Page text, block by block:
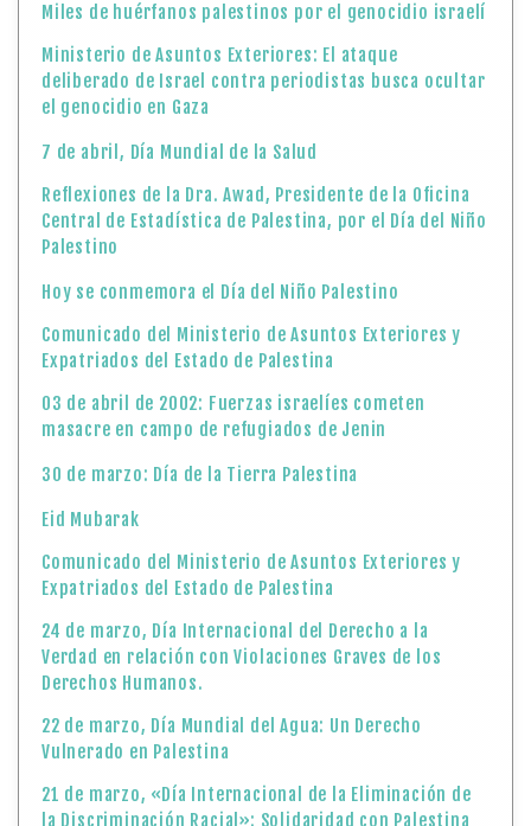
Miles de huérfanos palestinos por el genocidio israelí
Ministerio de Asuntos Exteriores: El ataque
deliberado de Israel contra periodistas busca ocultar
el genocidio en Gaza
7 de abril, Día Mundial de la Salud
Reflexiones de la Dra. Awad, Presidente de la Oficina
Central de Estadística de Palestina, por el Día del Niño
Palestino
Hoy se conmemora el Día del Niño Palestino
Comunicado del Ministerio de Asuntos Exteriores y
Expatriados del Estado de Palestina
03 de abril de 2002: Fuerzas israelíes cometen
masacre en campo de refugiados de Jenin
30 de marzo: Día de la Tierra Palestina
Eid Mubarak
Comunicado del Ministerio de Asuntos Exteriores y
Expatriados del Estado de Palestina
24 de marzo, Día Internacional del Derecho a la
Verdad en relación con Violaciones Graves de los
Derechos Humanos.
22 de marzo, Día Mundial del Agua: Un Derecho
Vulnerado en Palestina
21 de marzo, «Día Internacional de la Eliminación de
la Discriminación Racial»: Solidaridad con Palestina